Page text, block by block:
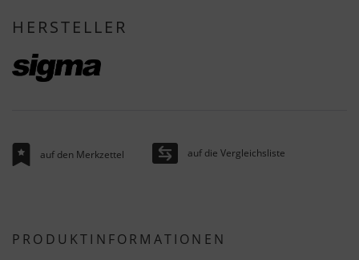
HERSTELLER
auf den Merkzettel auf die Vergleichsliste
PRODUKTINFORMATIONEN